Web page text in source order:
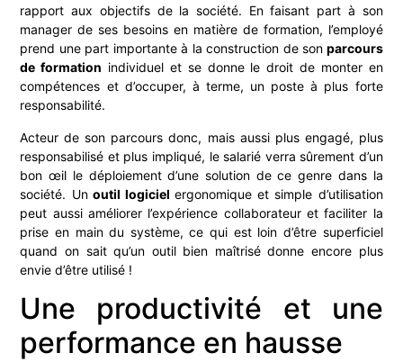
rapport aux objectifs de la société. En faisant part à son
manager de ses besoins en matière de formation, l’employé
prend une part importante à la construction de son parcours
de formation individuel et se donne le droit de monter en
compétences et d’occuper, à terme, un poste à plus forte
responsabilité.
Acteur de son parcours donc, mais aussi plus engagé, plus
responsabilisé et plus impliqué, le salarié verra sûrement d’un
bon œil le déploiement d’une solution de ce genre dans la
société. Unoutil logicielergonomique et simple d’utilisation
peut aussi améliorer l’expérience collaborateur et faciliter la
prise en main du système, ce qui est loin d’être superficiel
quand on sait qu’un outil bien maîtrisé donne encore plus
envie d’être utilisé !
Une productivité et une
performance en hausse